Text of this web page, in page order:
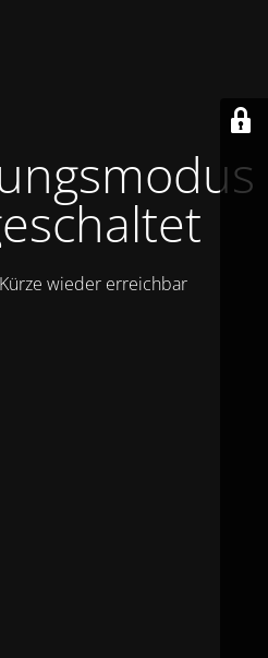
wieder erreichbar